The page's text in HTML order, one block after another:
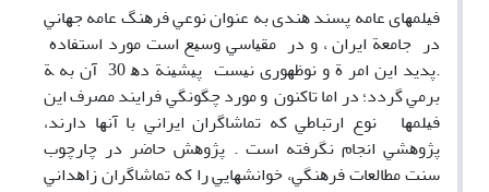
ﻓﻴﻠﻤﻬﺎی ﻋﺎﻣﻪ ﭘﺴﻨﺪ ﻫﻨﺪی ﺑﻪ ﻋﻨﻮان ﻧﻮﻋﻲ ﻓﺮﻫﻨﮓ ﻋﺎﻣﻪ ﺟﻬﺎﻧﻲ
در ﺟﺎﻣﻌﺔ اﻳﺮان ، و در ﻣﻘﻴﺎﺳﻲ وﺳﻴﻊ اﺳﺖ ﻣﻮرد اﺳﺘﻔﺎده
.ﭘﺪﻳﺪ اﻳﻦ اﻣﺮ ة و ﻧﻮﻇﻬﻮری ﻧﻴﺴﺖ ﭘﻴﺸﻴﻨﺔ دﻫ 30 آن ﺑﻪ ﺔ
ﺑﺮﻣﻲ ﮔﺮدد؛ در اﻣﺎ ﺗﺎﻛﻨﻮن و ﻣﻮرد ﭼﮕﻮﻧﮕﻲ ﻓﺮاﻳﻨﺪ ﻣﺼﺮف اﻳﻦ
ﻓﻴﻠﻤﻬﺎ ﻧﻮع ارﺗﺒﺎﻃﻲ ﻛﻪ ﺗﻤﺎﺷﺎﮔﺮان اﻳﺮاﻧﻲ ﺑﺎ آﻧﻬﺎ دارﻧﺪ،
ﭘﮋوﻫﺸﻲ اﻧﺠﺎم ﻧﮕﺮﻓﺘﻪ اﺳﺖ . ﭘﮋوﻫﺶ ﺣﺎﺿﺮ در ﭼﺎرﭼﻮب
ﺳﻨﺖ ﻣﻄﺎﻟﻌﺎت ﻓﺮﻫﻨﮕﻲ، ﺧﻮاﻧﺸﻬﺎﻳﻲ را ﻛﻪ ﺗﻤﺎﺷﺎﮔﺮان زاﻫﺪاﻧﻲ